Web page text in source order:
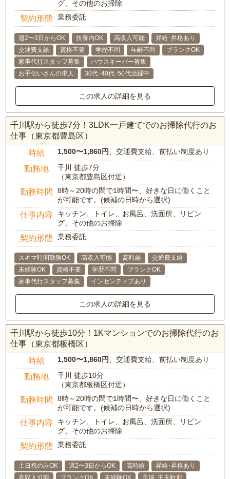
グ、その他のお掃除
契約形態 業務委託
週2〜3日からOK 扶養内OK 高収入可能
昇給･昇格あり
交通費支給
資格不要 学歴不問 年齢不問
ブランクOK
家事代行スタッフ募集
ハウスキーパー募集
お手伝いさんの求人
30代･40代･50代活躍中
この求人の詳細を見る
千川駅から徒歩7分！3LDK一戸建てでのお掃除代行のお
仕事（東京都豊島区）
時給 1,500〜1,860円、交通費支給、前払い制度あり
勤務地
千川 徒歩7分
（東京都豊島区付近）
勤務時間
8時～20時の間で1時間〜、好きな日に働くこと
が可能です。(候補の日時から選択)
仕事内容
キッチン、トイレ、お風呂、洗面所、リビン
グ、その他のお掃除
契約形態 業務委託
スキマ時間勤務OK 高収入可能 高時給
交通費支給
未経験OK
資格不要 学歴不問
ブランクOK
家事代行スタッフ募集
インセンティブあり
この求人の詳細を見る
千川駅から徒歩10分！1Kマンションでのお掃除代行のお
仕事（東京都板橋区）
時給 1,500〜1,860円、交通費支給、前払い制度あり
勤務地
千川 徒歩10分
（東京都板橋区付近）
勤務時間
8時～20時の間で1時間〜、好きな日に働くこと
が可能です。(候補の日時から選択)
仕事内容
キッチン、トイレ、お風呂、洗面所、リビン
グ、その他のお掃除
契約形態 業務委託
土日祝のみOK 週2〜3日からOK 高時給
昇給･昇格あり